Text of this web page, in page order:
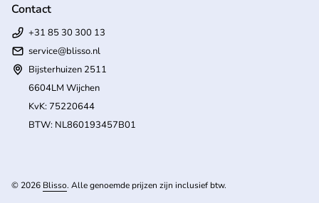
Contact
+31 85 30 300 13
service@blisso.nl
Bijsterhuizen 2511
6604LM Wijchen
KvK: 75220644
BTW: NL860193457B01
© 2026 Blisso. Alle genoemde prijzen zijn inclusief btw.